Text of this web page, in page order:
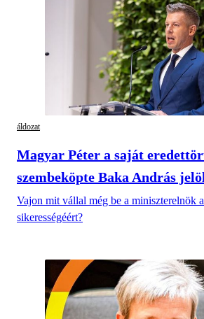
áldozat
Magyar Péter a saját
szembeköpte Baka András
Vajon mit vállal még be a miniszterelnök
sikerességéért?